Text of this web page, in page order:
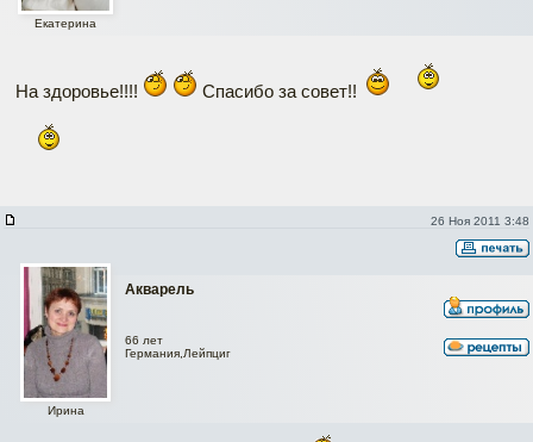
Екатерина
На здоровье!!!! Спасибо за совет!!
26 Ноя 2011 3:48
Акварель
Ирина
66 лет
Германия,Лейпциг